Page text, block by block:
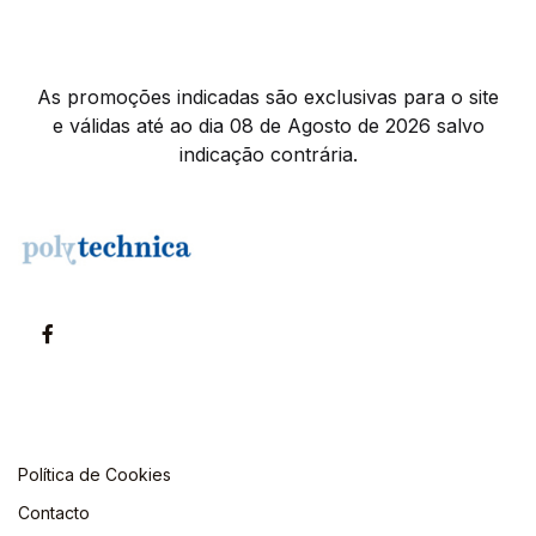
As promoções indicadas são exclusivas para o site
e válidas até ao dia 08 de Agosto de 2026 salvo
indicação contrária.
Política de Cookies
Contacto